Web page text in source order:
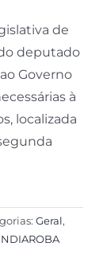
de
deputado
Governo
à
localizada
Geral,